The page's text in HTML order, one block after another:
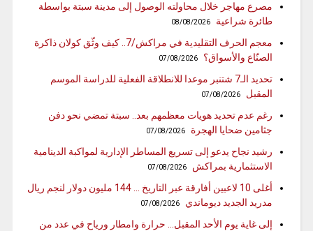
مصرع مهاجر خلال محاولته الوصول إلى مدينة سبتة بواسطة
طائرة شراعية
08/08/2026
معجم الحرف التقليدية في مراكش/7.. كيف وثّق كولان ذاكرة
الصنّاع والأسواق؟
07/08/2026
تحديد الـ7 شتنبر موعدا للانطلاقة الفعلية للدراسة الموسم
المقبل
07/08/2026
رغم عدم تحديد هويات معظمهم بعد.. سبتة تمضي نحو دفن
جثامين ضحايا الهجرة
07/08/2026
رشيد نجاح يدعو إلى تسريع المساطر الإدارية لمواكبة الدينامية
الاستثمارية بمراكش
07/08/2026
أغلى 10 لاعبين أفارقة عبر التاريخ … 144 مليون دولار لنجم ريال
مدريد الجديد ديوماندي
07/08/2026
إلى غاية يوم الأحد المقبل… حرارة وامطار ورياح في عدد من